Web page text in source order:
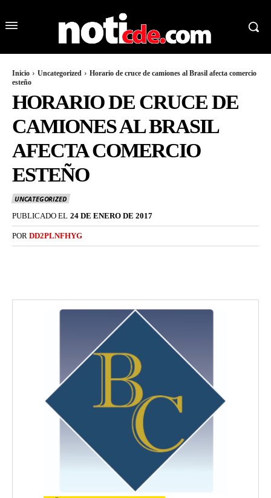
Inicio Uncategorized
Horario de cruce de camiones al Brasil afecta comercio
esteño
HORARIO DE CRUCE DE
CAMIONES AL BRASIL
AFECTA COMERCIO
ESTEÑO
UNCATEGORIZED
PUBLICADO EL 24 DE ENERO DE 2017
POR DD2PLNFHYG